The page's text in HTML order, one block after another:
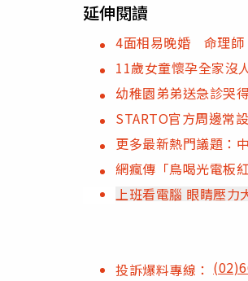
延伸閱讀
4面相易晚婚 命理師
11歲女童懷孕全家沒
幼稚園弟弟送急診哭
STARTO官方周邊常
更多最新熱門議題：
網瘋傳「鳥喝光電板
上班看電腦 眼睛壓力
投訴爆料專線：